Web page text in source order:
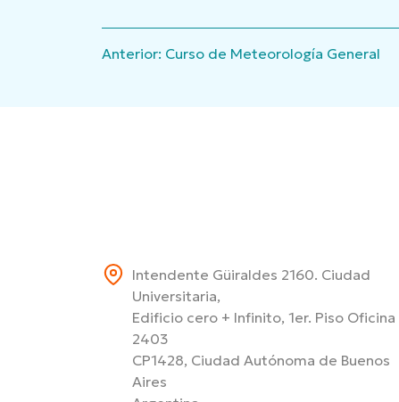
Navegación
Anterior: Curso de Meteorología General
Intendente Güiraldes 2160. Ciudad
Universitaria,
Edificio cero + Infinito, 1er. Piso Oficina
2403
CP1428, Ciudad Autónoma de Buenos
Aires